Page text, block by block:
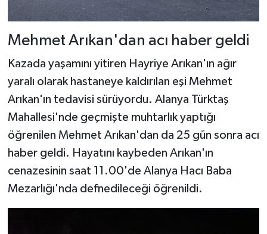
Mehmet Arıkan'dan acı haber geldi
Kazada yaşamını yitiren Hayriye Arıkan'ın ağır
yaralı olarak hastaneye kaldırılan eşi Mehmet
Arıkan'ın tedavisi sürüyordu. Alanya Türktaş
Mahallesi'nde geçmişte muhtarlık yaptığı
öğrenilen Mehmet Arıkan'dan da 25 gün sonra acı
haber geldi. Hayatını kaybeden Arıkan'ın
cenazesinin saat 11.00'de Alanya Hacı Baba
Mezarlığı'nda defnedileceği öğrenildi.